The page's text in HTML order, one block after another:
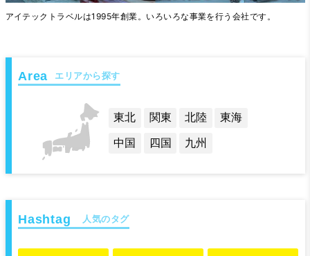
アイテックトラベルは1995年創業。いろいろな事業を行う会社です。
エリアから探す
東北 関東 北陸
東海
中国
四国 九州
人気のタグ